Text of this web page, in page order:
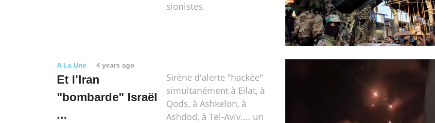
sionistes.
A La Une 4 years ago
Et l'Iran
"bombarde" Israël
...
Sirène d'alerte "hackée"
simultanément à Eilat, à
Qods, à Ashkelon, à
Ashdod, à Tel-Aviv.... un